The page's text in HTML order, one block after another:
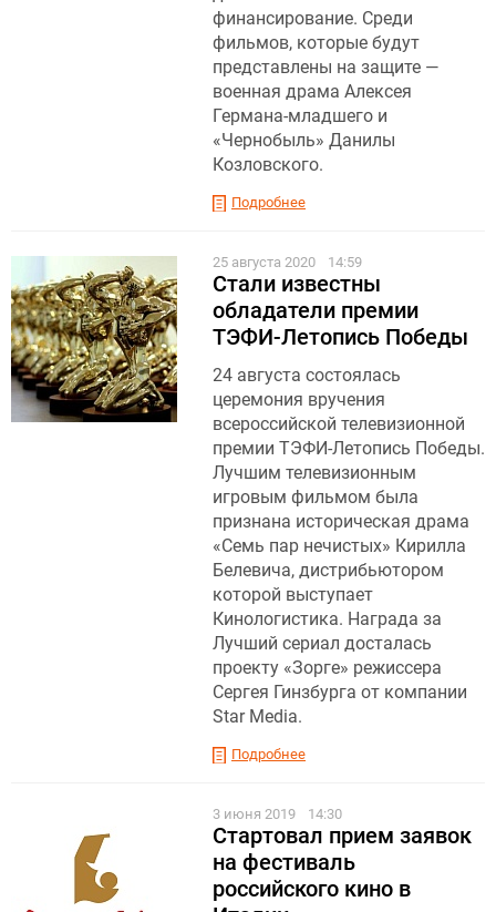
финансирование. Среди
фильмов, которые будут
представлены на защите —
военная драма Алексея
Германа-младшего и
«Чернобыль» Данилы
Козловского.
Подробнее
25 августа 2020 14:59
Стали известны
обладатели премии
ТЭФИ-Летопись Победы
24 августа состоялась
церемония вручения
всероссийской телевизионной
премии ТЭФИ-Летопись Победы.
Лучшим телевизионным
игровым фильмом была
признана историческая драма
«Семь пар нечистых » Кирилла
Белевича , дистрибьютором
которой выступает
Кинологистика. Награда за
Лучший сериал досталась
проекту «Зорге» режиссера
Сергея Гинзбурга от компании
Star Media.
Подробнее
3 июня 2019 14:30
Стартовал прием заявок
на фестиваль
российского кино в